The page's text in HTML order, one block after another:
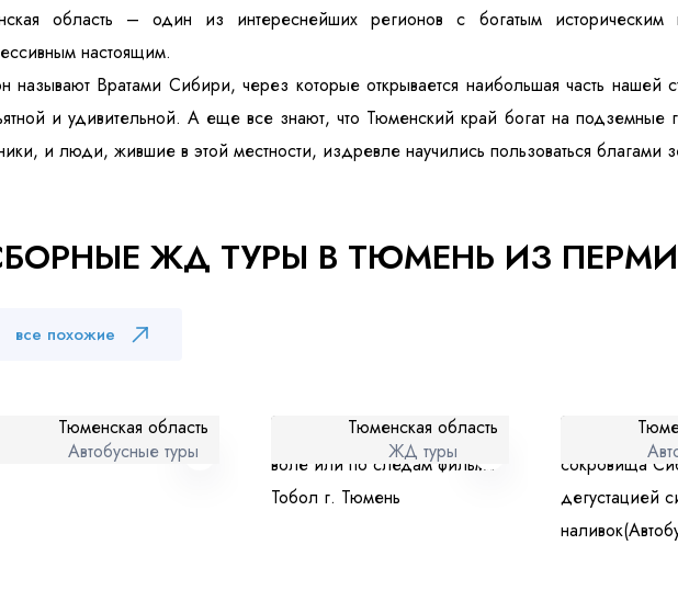
область – один из интереснейших регионов с богатым
настоящим.
называют Вратами Сибири, через которые открывается наибольшая часть нашей
и удивительной. А еще все знают, что Тюменский край богат на подземные
и люди, жившие в этой местности, издревле научились пользоваться благами
ЖД ТУРЫ В ТЮМЕНЬ ИЗ ПЕРМИ
все похожие
Тюменская область
Автобусные туры
Тюменская область
ЖД туры